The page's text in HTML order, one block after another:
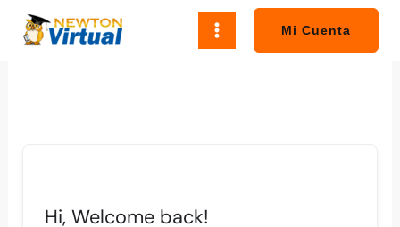
Mi Cuenta
Hi, Welcome back!